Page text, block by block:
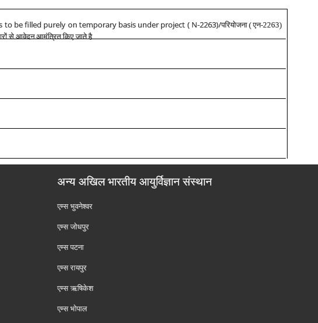
be filled purely on temporary basis under project ( N-2263)/परियोजना ( एन-2263)
से आवेदन आमंत्रित किए जाते है
अन्य अखिल भारतीय आयुर्विज्ञान संस्थान
एम्‍स भुवनेश्वर
एम्‍स जोधपुर
एम्‍स पटना
एम्‍स रायपुर
एम्‍स ऋषिकेश
एम्‍स भोपाल